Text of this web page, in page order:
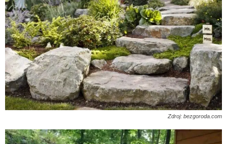
Zdroj: bezgoroda.com